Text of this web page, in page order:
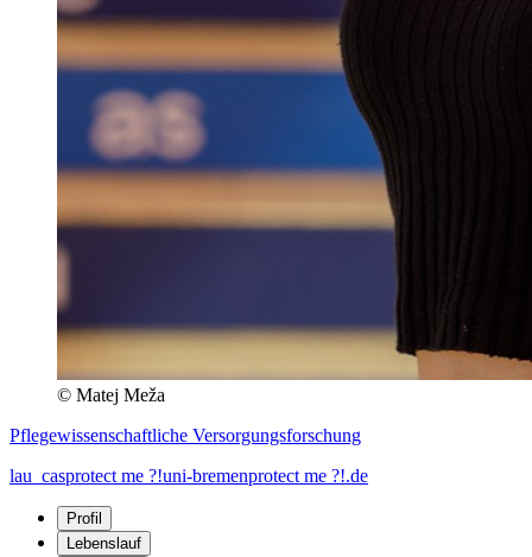
© Matej Meža
Pflegewissenschaftliche Versorgungsforschung
lau_casprotect me ?!uni-bremenprotect me ?!.de
Profil
Lebenslauf